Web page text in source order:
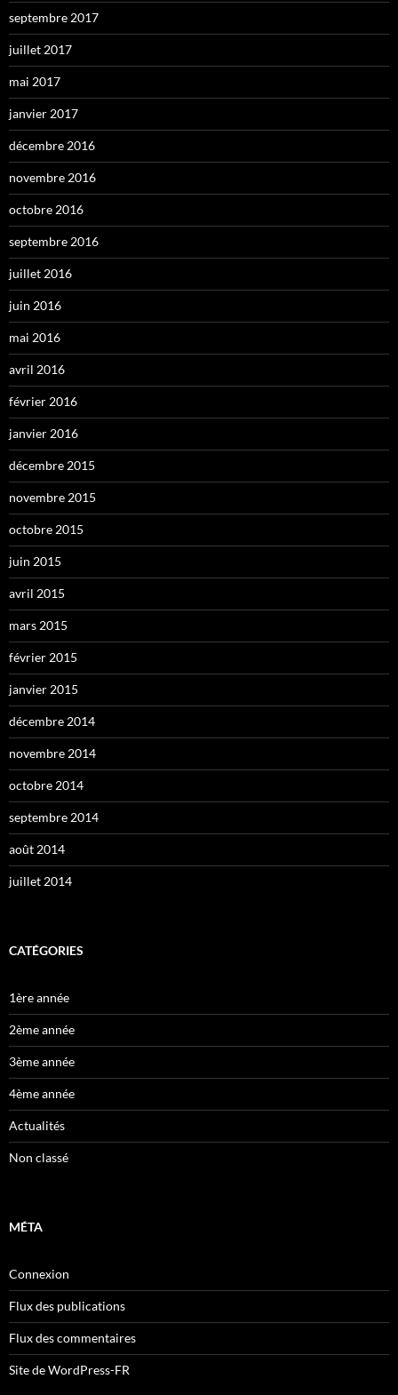
septembre 2017
juillet 2017
mai 2017
janvier 2017
décembre 2016
novembre 2016
octobre 2016
septembre 2016
juillet 2016
juin 2016
mai 2016
avril 2016
février 2016
janvier 2016
décembre 2015
novembre 2015
octobre 2015
juin 2015
avril 2015
mars 2015
février 2015
janvier 2015
décembre 2014
novembre 2014
octobre 2014
septembre 2014
août 2014
juillet 2014
CATÉGORIES
1ère année
2ème année
3ème année
4ème année
Actualités
Non classé
MÉTA
Connexion
Flux des publications
Flux des commentaires
Site de WordPress-FR